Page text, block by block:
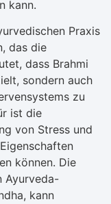
kann.
Praxis
das die
dass Brahmi
sondern auch
zu
ist die
von Stress und
können. Die
Ayurveda-
kann